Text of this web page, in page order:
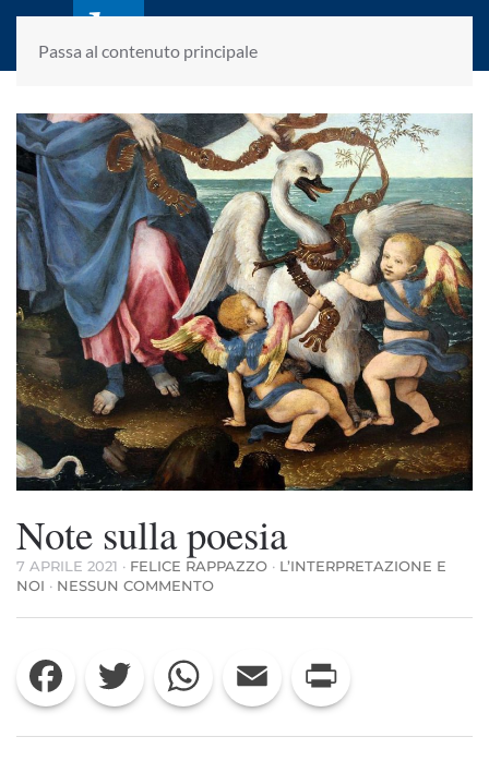
Passa al contenuto principale
laletteraturaenoi.it
fondato da Romano Luperini
Note sulla poesia
7 APRILE 2021 · FELICE RAPPAZZO · L’INTERPRETAZIONE E
NOI · NESSUN COMMENTOSU
SULLA
Facebook Twitter WhatsApp Email